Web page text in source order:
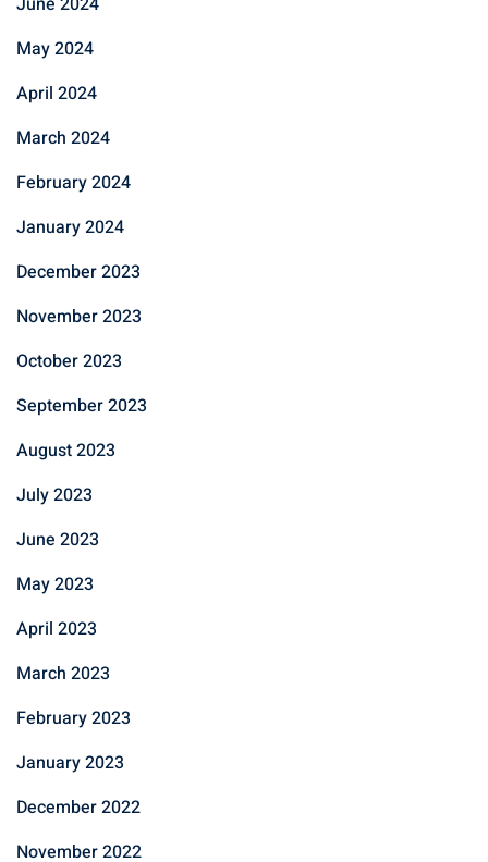
May 2024
April 2024
March 2024
February 2024
January 2024
December 2023
November 2023
October 2023
September 2023
August 2023
July 2023
June 2023
May 2023
April 2023
March 2023
February 2023
January 2023
December 2022
November 2022